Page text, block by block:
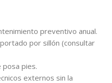
preventivo anual.
por sillón (consultar
posa pies.
externos sin la